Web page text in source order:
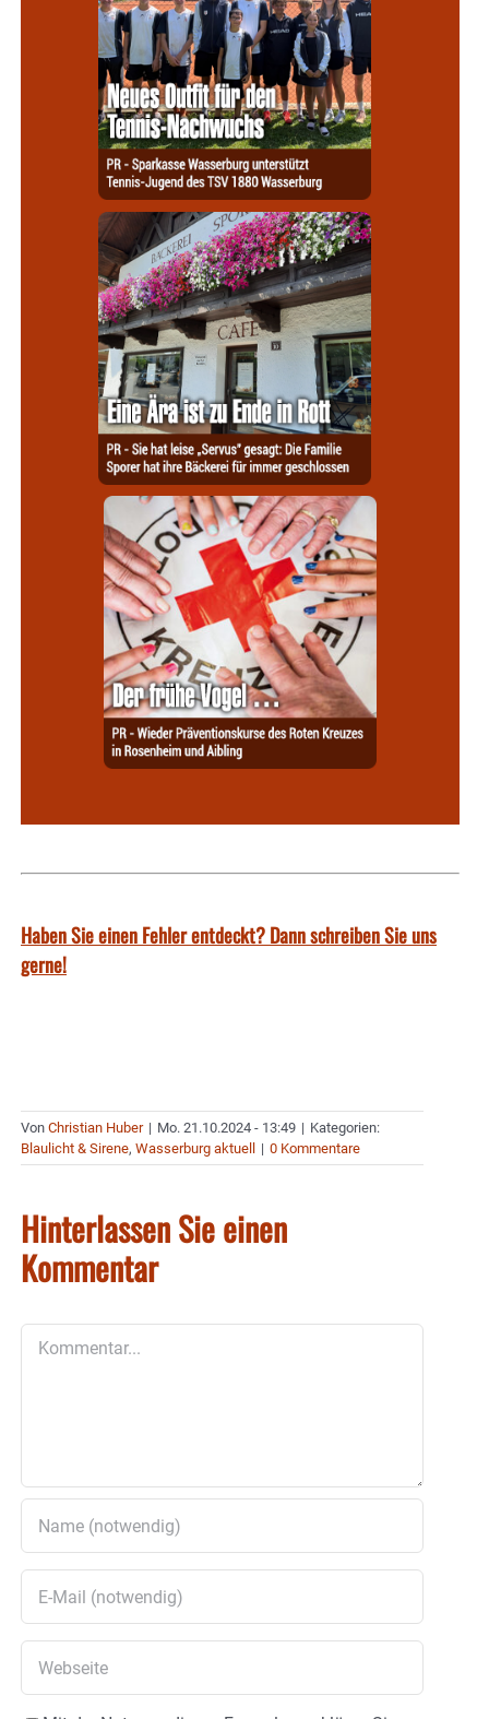
Haben Sie einen Fehler entdeckt? Dann schreiben Sie uns
gerne!
Von Christian Huber | Mo. 21.10.2024 - 13:49 | Kategorien:
Blaulicht & Sirene, Wasserburg aktuell | 0 Kommentare
Hinterlassen Sie einen
Kommentar